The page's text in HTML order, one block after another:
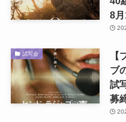
8月
試写会
ブ
試
募